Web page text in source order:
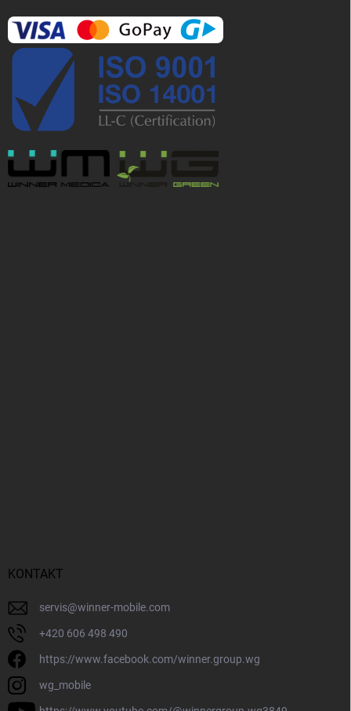
KONTAKT
servis@winner-mobile.com
+420 606 498 490
https://www.facebook.com/winner.group.wg
wg_mobile